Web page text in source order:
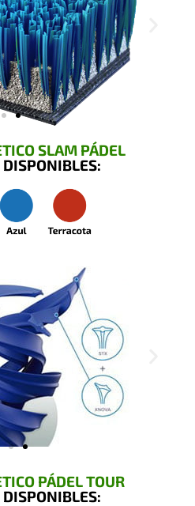
SLAM PÁDEL
DISPONIBLES:
PÁDEL TOUR
DISPONIBLES: